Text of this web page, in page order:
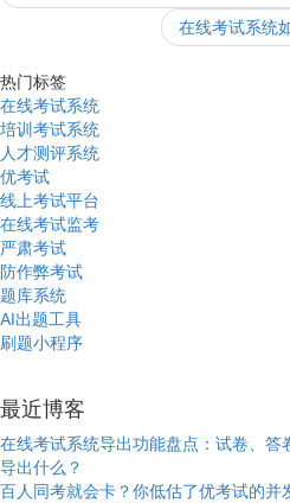
在线考试系统
热门标签
在线考试系统
培训考试系统
人才测评系统
优考试
线上考试平台
在线考试监考
严肃考试
防作弊考试
题库系统
AI出题工具
刷题小程序
最近博客
在线考试系统导出功能盘点：试卷、
导出什么？
百人同考就会卡？你低估了优考试的并